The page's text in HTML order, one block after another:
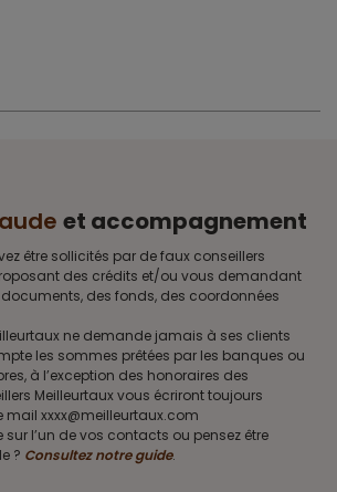
et accompagnement
être sollicités par de faux conseillers
des crédits et/ou vous demandant
des fonds, des coordonnées
ne demande jamais à ses clients
les sommes prêtées par les banques ou
à l’exception des honoraires des
Meilleurtaux vous écriront toujours
mail xxxx@meilleurtaux.com
l’un de vos contacts ou pensez être
? Consultez notre guide.